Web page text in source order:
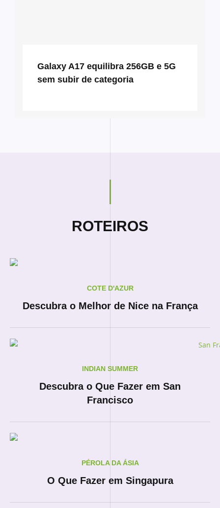
Galaxy A17 equilibra 256GB e 5G
sem subir de categoria
ROTEIROS
COTE D'AZUR
Descubra o Melhor de Nice na França
INDIAN SUMMER
Descubra o Que Fazer em San
Francisco
PÉROLA DA ÁSIA
O Que Fazer em Singapura